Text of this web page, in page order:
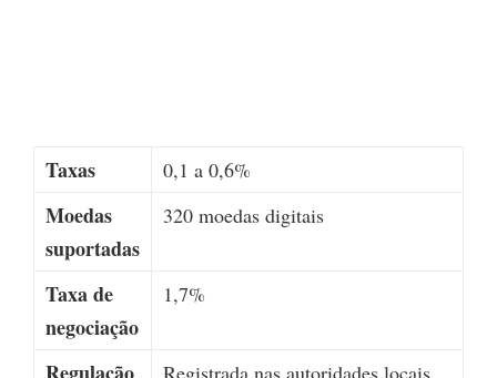
Taxas 0,1 a 0,6%
Moedas
suportadas
320 moedas digitais
Taxa de
negociação
1,7%